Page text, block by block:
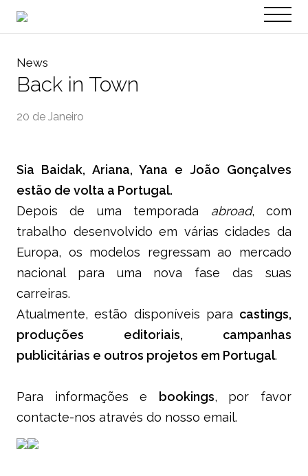
EN
News
Back in Town
20 de Janeiro
Sia Baidak, Ariana, Yana e João Gonçalves
estão de volta a Portugal.
Depois de uma temporada abroad, com
trabalho desenvolvido em várias cidades da
Europa, os modelos regressam ao mercado
nacional para uma nova fase das suas
carreiras.
Atualmente, estão disponíveis para castings,
produções editoriais, campanhas
publicitárias e outros projetos em Portugal.
Para informações e bookings, por favor
contacte-nos através do nosso email.